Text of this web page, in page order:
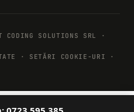
SOLUTIONS SRL ·
· SETĂRI COOKIE-URI ·